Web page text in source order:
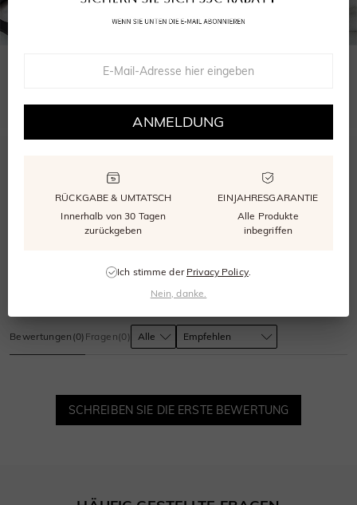
WÄHLEN SIE DIE RICHTIGE GRÖSSE
0
Bewertung abgeben
Bewertungen (0) Fragen(0)
SCHREIBEN SIE DIE ERSTE BEWERTUNG
ANMELDUNG
RÜCKGABE & UMTATSCH
Innerhalb von 30 Tagen
zurückgeben
EINJAHRESGARANTIE
Alle Produkte
inbegriffen
Ich stimme der Privacy Policy.
Nein, danke.